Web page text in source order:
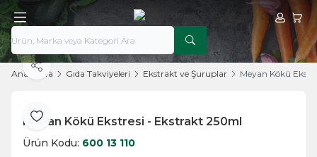
Hesabım
Ana Sayfa Gıda Takviyeleri Ekstrakt ve Şuruplar Meyan Kökü
Favoriye Ekle
Paylaş
Meyan Kökü Ekstresi - Ekstrakt 250ml
Ürün Kodu: 600 13 110